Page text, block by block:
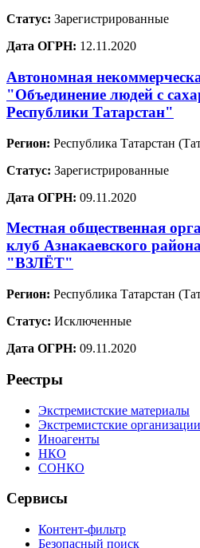
Статус: Зарегистрированные
Дата ОГРН: 12.11.2020
Автономная
"Объединение людей с
Республики Татарстан"
Регион: Республика Татарстан
Статус: Зарегистрированные
Дата ОГРН: 09.11.2020
Местная общественная
клуб Азнакаевского
"ВЗЛЁТ"
Регион: Республика Татарстан
Статус: Исключенные
Дата ОГРН: 09.11.2020
Реестры
Экстремистские материалы
Экстремистские организации
Иноагенты
НКО
СОНКО
Сервисы
Контент-фильтр
Безопасный поиск